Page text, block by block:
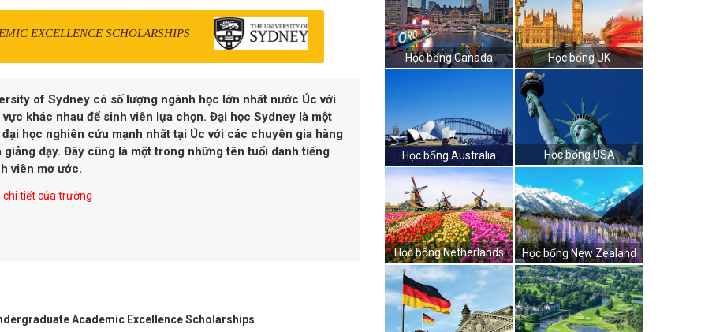
EXCELLENCE SCHOLARSHIPS
of Sydneycó số lượng ngành học lớn nhất nước Úc với
khác nhau để sinh viên lựa chọn. Đại học Sydney là một
học nghiên cứu mạnh nhất tại Úc với các chuyên gia hàng
giảng dạy. Đây cũng là một trong những tên tuổi danh tiếng
viên mơ ước.
tiết của trường
Academic Excellence Scholarships
Học bổng Canada Học bổng UK
Học bổng Australia Học bổng USA
Học bổng Netherlands Học bổng New Zealand